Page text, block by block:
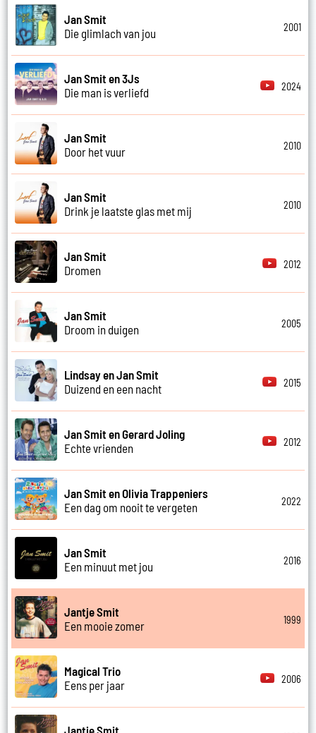
Jan Smit
Die glimlach van jou
2001
Jan Smit en 3Js
Die man is verliefd
2024
Jan Smit
Door het vuur
2010
Jan Smit
Drink je laatste glas met mij
2010
Jan Smit
Dromen
2012
Jan Smit
Droom in duigen
2005
Lindsay en Jan Smit
Duizend en een nacht
2015
Jan Smit en Gerard Joling
Echte vrienden
2012
Jan Smit en Olivia Trappeniers
Een dag om nooit te vergeten
2022
Jan Smit
Een minuut met jou
2016
Jantje Smit
Een mooie zomer
1999
Magical Trio
Eens per jaar
2006
Jantje Smit